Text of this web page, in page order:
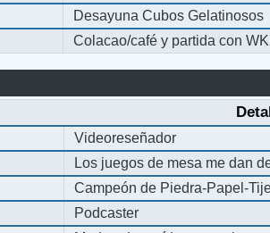
Desayuna Cubos Gelatinosos
Colacao/café y partida con
Videoreseñador
Los juegos de mesa me dan
Campeón de Piedra-Papel-
Podcaster